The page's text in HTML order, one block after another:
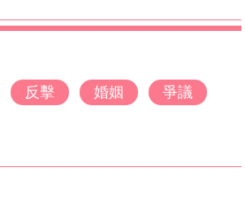
反擊 婚姻 爭議